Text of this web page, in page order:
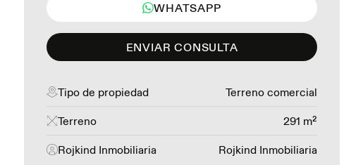
WHATSAPP
ENVIAR CONSULTA
Tipo de propiedad Terreno comercial
Terreno 291 m²
Rojkind Inmobiliaria Rojkind Inmobiliaria